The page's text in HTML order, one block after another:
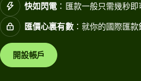
快如閃電 ：匯款一般只需幾秒
匯價心裏有數：就你的國際匯款
開設帳戶